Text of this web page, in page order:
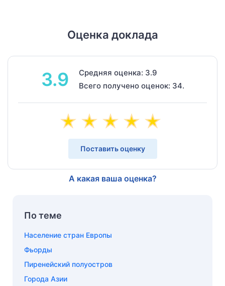
Оценка доклада
3.9
Средняя оценка: 3.9
Всего получено оценок: 34.
Поставить оценку
А какая ваша оценка?
По теме
Население стран Европы
Фьорды
Пиренейский полуостров
Города Азии